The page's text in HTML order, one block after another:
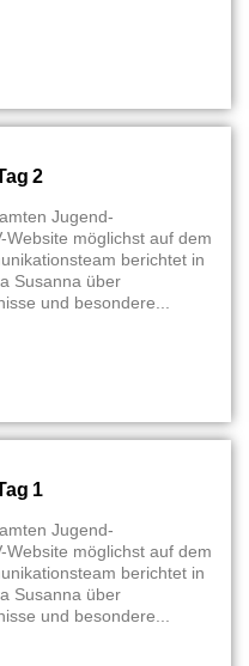
2
Jugend-
möglichst auf dem
berichtet in
Susanna über
und besondere...
1
Jugend-
möglichst auf dem
berichtet in
Susanna über
und besondere...